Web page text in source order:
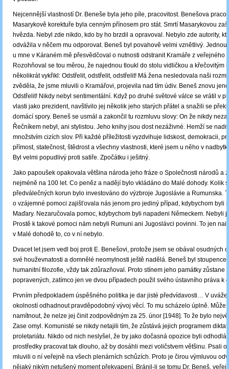
Nejcennější vlastností Dr. Beneše byla jeho píle, pracovitost. Benešova
Masarykově korektuře byla cenným přínosem pro stát. Smrtí Masarykovou
hvězda. Nebyl zde nikdo, kdo by ho brzdil a opravoval. Nebylo zde autority,
odvážila v něčem mu odporovat. Beneš byl povahově velmi vznětlivý. Jednou
u mne v Káraném mě přesvědčoval o nutnosti odstranit Kramáře z veřejného
Rozohňoval se tou měrou, že najednou tloukl do stolu vidličkou a křečovitým
několikrát vykřikl: Odstřelit, odstřelit, odstřelit! Má žena nesledovala naši
zvěděla, že jsme mluvili o Kramářovi, projevila nad tím údiv. Beneš znovu
Odstřelit! Nikdy nebyl sentimentální. Když po druhé světové válce se vrátil v
vlasti jako prezident, navštívilo jej několik jeho starých přátel a snažili se
domácí spory. Beneš se usmál a zakončil tu rozmluvu slovy: On že nikdy
Řečníkem nebyl, ani stylistou. Jeho knihy jsou dost nezáživné. Hemží se
množstvím cizích slov. Při každé příležitosti vyzdvihuje lidskost, demokracii,
přímost, statečnost, štědrost a všechny vlastnosti, které jsem u něho v
Byl velmi popudlivý proti satiře. Zpočátku i ješitný.
Jako papoušek opakovala většina národa jeho fráze o Společnosti národů a
nejméně na 100 let. Co peněz a nadějí bylo vkládáno do Malé dohody. Kolik
předválečných korun bylo investováno do výzbroje Jugoslávie a Rumunska.
o vzájemné pomoci zajišťovala nás jenom pro jediný případ, kdybychom byli
Maďary. Nezaručovala pomoc, kdybychom byli napadeni Německem. Nebyli
Prostě k takové pomoci nám nebyli Rumuni ani Jugoslávci povinni. To jen
v Malé dohodě to, co v ní nebylo.
Dvacet let jsem vedl boj proti E. Benešovi, protože jsem se obával osudných
své houževnatosti a domnělé neomylnosti ještě nadělá. Beneš byl
humanitní filozofie, vždy tak zdůrazňoval. Proto stínem jeho památky zůstane
popravených, zatímco jen ve dvou případech použil svého ústavního práva k
Prvním předpokladem úspěšného politika je dar jisté předvídavosti… V
okolností odhadnout pravděpodobný vývoj věcí. To mu scházelo úplně. Může
namítnout, že nelze jej činit zodpovědným za 25. únor [1948]. To že bylo
Zase omyl. Komunisté se nikdy netajili tím, že zůstává jejich programem
proletariátu. Nikdo od nich neslyšel, že by jako dočasná opozice byli
prostředky pracovat tak dlouho, až by dosáhli mezi voličstvem většinu. Psali o
mluvili o ní veřejně na všech plenárních schůzích. Proto je čirou výmluvou
nějaký nikým netušený moment překvapení. Bránil-li se tomu Dr. Beneš,